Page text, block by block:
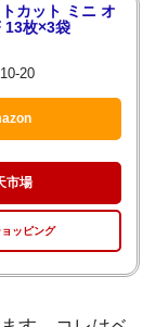
カット ミニ オ
13枚×3袋
20
市場
ッピング